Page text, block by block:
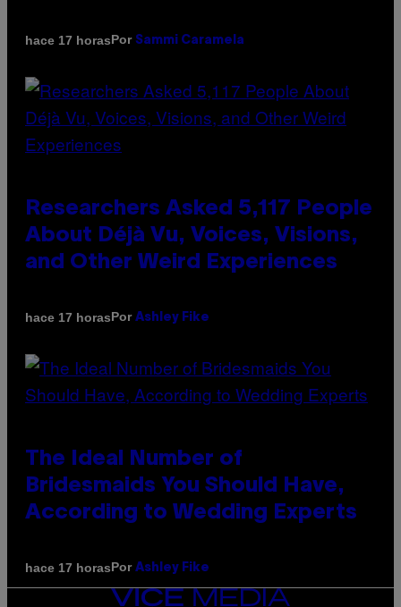
hace 17 horasPor Sammi Caramela
Researchers Asked 5,117 People
About Déjà Vu, Voices, Visions,
and Other Weird Experiences
hace 17 horasPor Ashley Fike
The Ideal Number of
Bridesmaids You Should Have,
According to Wedding Experts
hace 17 horasPor Ashley Fike
VICE